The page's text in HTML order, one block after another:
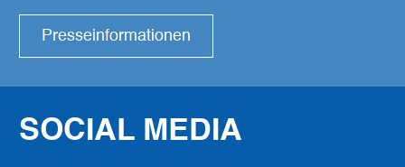
Presseinformationen
SOCIAL MEDIA